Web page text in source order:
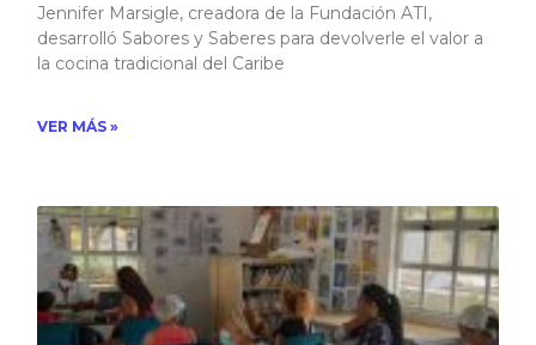
Jennifer Marsigle, creadora de la Fundación ATI,
desarrolló Sabores y Saberes para devolverle el valor a
la cocina tradicional del Caribe​
VER MÁS »